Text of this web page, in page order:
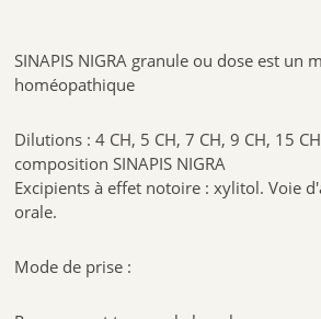
SINAPIS NIGRA granule ou dose est un
homéopathique
Dilutions : 4 CH, 5 CH, 7 CH, 9 CH, 15
composition SINAPIS NIGRA
Excipients à effet notoire : xylitol. Voie
orale.
Mode de prise :